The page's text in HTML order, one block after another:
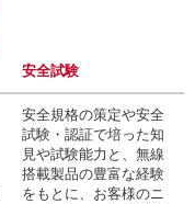
安全試験
安全規格の策定や安全
試験・認証で培った知
見や試験能力と、無線
搭載製品の豊富な経験
をもとに、お客様のニ